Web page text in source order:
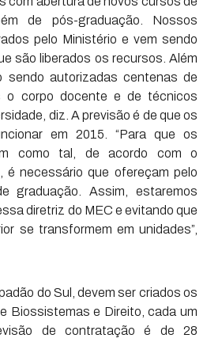
de pós-graduação. Nossos
pelo Ministério e vem sendo
são liberados os recursos. Além
sendo autorizadas centenas de
o corpo docente e de técnicos
diz. A previsão é de que os
em 2015. “Para que os
como tal, de acordo com o
é necessário que ofereçam pelo
graduação. Assim, estaremos
diretriz do MEC e evitando que
se transformem em unidades”,
do Sul, devem ser criados os
Biossistemas e Direito, cada um
de contratação é de 28